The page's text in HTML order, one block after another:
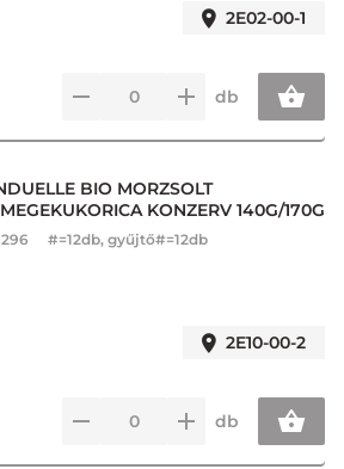
2E02-00-1
db
BIO MORZSOLT
KONZERV 140G/170G
#=12db, gyűjtő#=12db
2E10-00-2
db